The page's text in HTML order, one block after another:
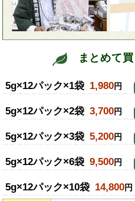
まとめて
5g×12パック×1袋 1,980円
5g×12パック×2袋 3,700円
5g×12パック×3袋 5,200円
5g×12パック×6袋 9,500円
5g×12パック×10袋 14,800円